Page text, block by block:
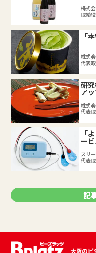
株式
取締
「
株式
代表
研
ア
株式
代表
「
ービ
スリ
代表
記